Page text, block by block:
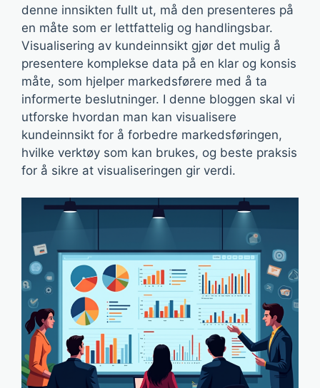
denne innsikten fullt ut, må den presenteres på
en måte som er lettfattelig og handlingsbar.
Visualisering av kundeinnsikt gjør det mulig å
presentere komplekse data på en klar og konsis
måte, som hjelper markedsførere med å ta
informerte beslutninger. I denne bloggen skal vi
utforske hvordan man kan visualisere
kundeinnsikt for å forbedre markedsføringen,
hvilke verktøy som kan brukes, og beste praksis
for å sikre at visualiseringen gir verdi.